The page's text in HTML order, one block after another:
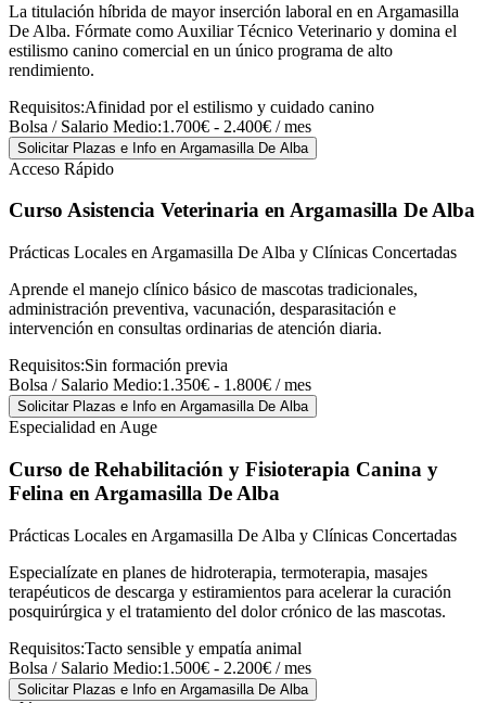
La titulación híbrida de mayor inserción laboral en en Argamasilla
De Alba. Fórmate como Auxiliar Técnico Veterinario y domina el
estilismo canino comercial en un único programa de alto
rendimiento.
Requisitos:Afinidad por el estilismo y cuidado canino
Bolsa / Salario Medio:1.700€ - 2.400€ / mes
Solicitar Plazas e Info en Argamasilla De Alba
Acceso Rápido
Curso Asistencia Veterinaria en Argamasilla De Alba
Prácticas Locales en Argamasilla De Alba y Clínicas Concertadas
Aprende el manejo clínico básico de mascotas tradicionales,
administración preventiva, vacunación, desparasitación e
intervención en consultas ordinarias de atención diaria.
Requisitos:Sin formación previa
Bolsa / Salario Medio:1.350€ - 1.800€ / mes
Solicitar Plazas e Info en Argamasilla De Alba
Especialidad en Auge
Curso de Rehabilitación y Fisioterapia Canina y
Felina en Argamasilla De Alba
Prácticas Locales en Argamasilla De Alba y Clínicas Concertadas
Especialízate en planes de hidroterapia, termoterapia, masajes
terapéuticos de descarga y estiramientos para acelerar la curación
posquirúrgica y el tratamiento del dolor crónico de las mascotas.
Requisitos:Tacto sensible y empatía animal
Bolsa / Salario Medio:1.500€ - 2.200€ / mes
Solicitar Plazas e Info en Argamasilla De Alba